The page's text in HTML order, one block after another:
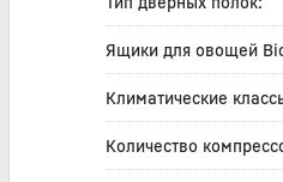
Ящики для овощей
Климатические
Количество